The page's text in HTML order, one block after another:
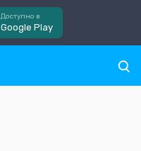
Доступно в
Google Play